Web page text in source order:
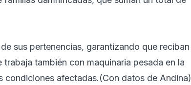
sus pertenencias, garantizando que reciban
también con maquinaria pesada en la
condiciones afectadas.(Con datos de Andina)